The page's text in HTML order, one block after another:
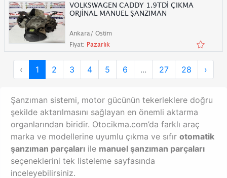
VOLKSWAGEN CADDY 1.9TDİ ÇIKMA
ORJİNAL MANUEL ŞANZIMAN
Ankara/ Ostim
Fiyat: Pazarlık
‹ 1 2 3 4 5 6 ... 27 28 ›
Şanzıman sistemi, motor gücünün tekerleklere doğru
şekilde aktarılmasını sağlayan en önemli aktarma
organlarından biridir. Otocikma.com’da farklı araç
marka ve modellerine uyumlu çıkma ve sıfır otomatik
şanzıman parçaları ile manuel şanzıman parçaları
seçeneklerini tek listeleme sayfasında
inceleyebilirsiniz.